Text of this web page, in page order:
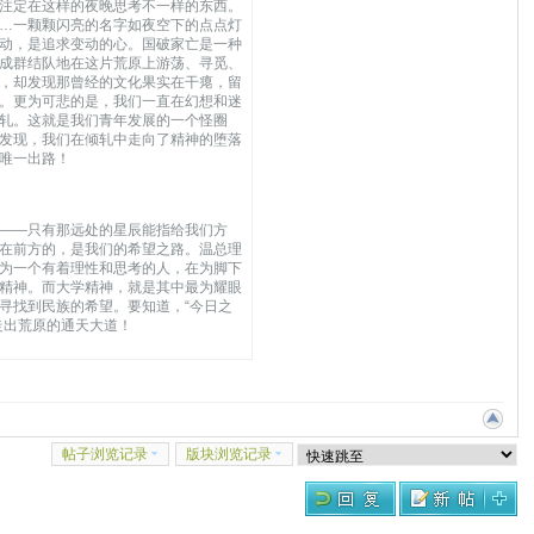
在这样的夜晚思考不一样的东西。
一颗颗闪亮的名字如夜空下的点点灯
，是追求变动的心。国破家亡是一种
结队地在这片荒原上游荡、寻觅、
却发现那曾经的文化果实在干瘪，留
更为可悲的是，我们一直在幻想和迷
。这就是我们青年发展的一个怪圈
现，我们在倾轧中走向了精神的堕落
一出路！
——只有那远处的星辰能指给我们方
前方的，是我们的希望之路。温总理
一个有着理性和思考的人，在为脚下
神。而大学精神，就是其中最为耀眼
找到民族的希望。要知道，“今日之
荒原的通天大道！
帖子浏览记录 版块浏览记录